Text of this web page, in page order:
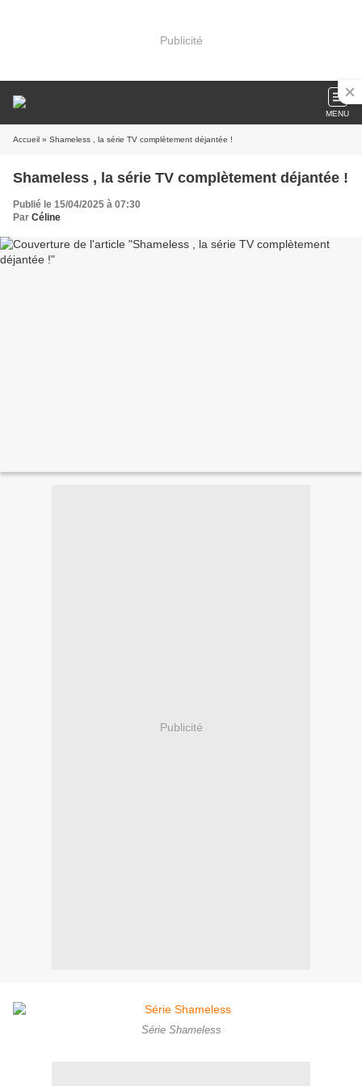
Publicité
MENU
Accueil » Shameless , la série TV complètement déjantée !
Shameless , la série TV complètement déjantée !
Publié le 15/04/2025 à 07:30
Par Céline
Publicité
Série Shameless